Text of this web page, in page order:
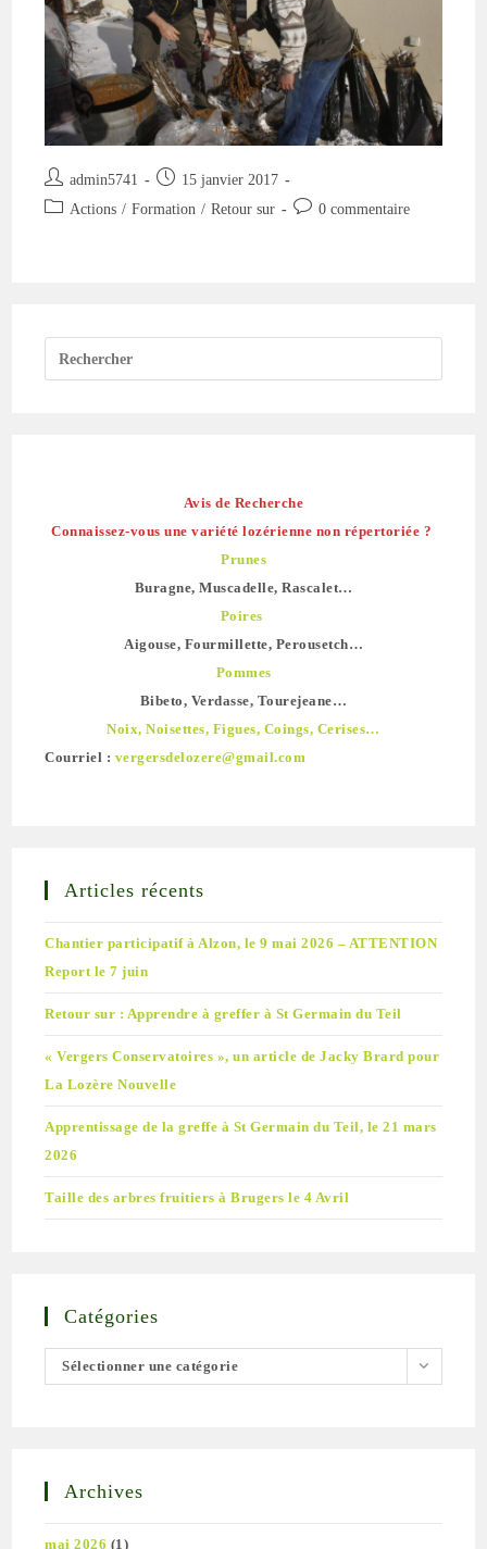
Auteur/autrice
de
admin5741
Publication
publiée :
15 janvier 2017
Post Actions / Formation / Retour sur
Commentaires
0 commentaire
Avis de Recherche
Connaissez-vous une variété lozérienne non répertoriée ?
Prunes
Buragne, Muscadelle, Rascalet…
Poires
Aigouse, Fourmillette, Perousetch…
Pommes
Bibeto, Verdasse, Tourejeane…
Noix, Noisettes, Figues, Coings, Cerises…
Courriel : vergersdelozere@gmail.com
Articles récents
Chantier participatif à Alzon, le 9 mai 2026 – ATTENTION
Report le 7 juin
Retour sur : Apprendre à greffer à St Germain du Teil
« Vergers Conservatoires », un article de Jacky Brard pour
La Lozère Nouvelle
Apprentissage de la greffe à St Germain du Teil, le 21 mars
2026
Taille des arbres fruitiers à Brugers le 4 Avril
Catégories
Catégories
Sélectionner une catégorie
Archives
mai 2026 (1)